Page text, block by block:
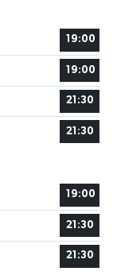
19:00
19:00
21:30
21:30
19:00
21:30
21:30